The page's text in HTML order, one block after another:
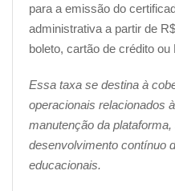
para a emissão do
administrativa a partir de
boleto, cartão de crédito ou
Essa taxa se destina à
operacionais relacionados
manutenção da
desenvolvimento contínuo
educacionais.